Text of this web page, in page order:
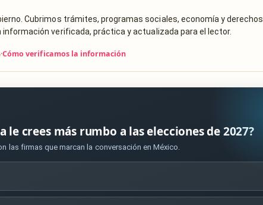
Cubrimos trámites, programas sociales, economía y derechos
información verificada, práctica y actualizada para el lector.
·Cómo verificamos la información
le crees más rumbo a las elecciones de 2027?
las firmas que marcan la conversación en México.